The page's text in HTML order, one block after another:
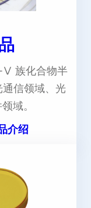
Ⅴ 族化合物半
信领域、光
域。
介绍